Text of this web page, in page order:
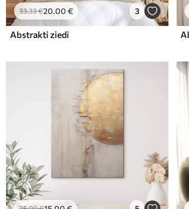
33.33€20.00 € 3
Abstrakti ziedi